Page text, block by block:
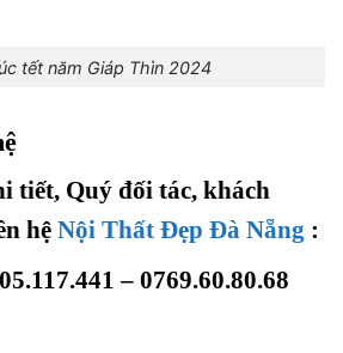
tết năm Giáp Thìn 2024
tiết, Quý đối tác, khách
hệ Nội Thất Đẹp Đà Nẵng :
– 0769.60.80.68